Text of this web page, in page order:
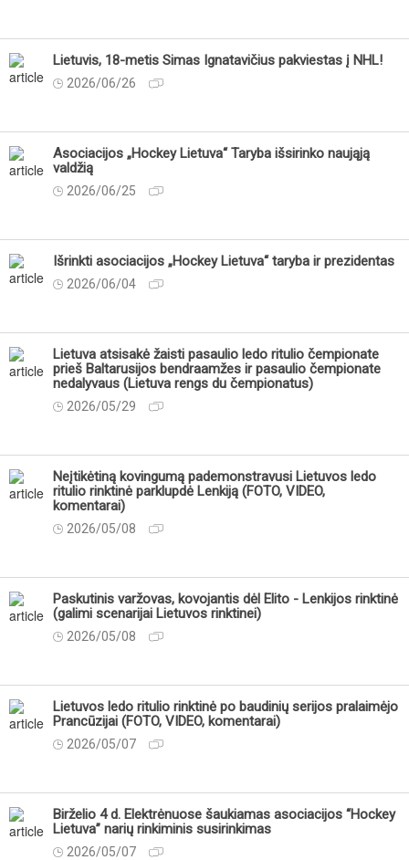
Lietuvis, 18-metis Simas Ignatavičius pakviestas į NHL!
2026/06/26
Asociacijos „Hockey Lietuva“ Taryba išsirinko naująją
valdžią
2026/06/25
Išrinkti asociacijos „Hockey Lietuva“ taryba ir prezidentas
2026/06/04
Lietuva atsisakė žaisti pasaulio ledo ritulio čempionate
prieš Baltarusijos bendraamžes ir pasaulio čempionate
nedalyvaus (Lietuva rengs du čempionatus)
2026/05/29
Neįtikėtiną kovingumą pademonstravusi Lietuvos ledo
ritulio rinktinė parklupdė Lenkiją (FOTO, VIDEO,
komentarai)
2026/05/08
Paskutinis varžovas, kovojantis dėl Elito - Lenkijos rinktinė
(galimi scenarijai Lietuvos rinktinei)
2026/05/08
Lietuvos ledo ritulio rinktinė po baudinių serijos pralaimėjo
Prancūzijai (FOTO, VIDEO, komentarai)
2026/05/07
Birželio 4 d. Elektrėnuose šaukiamas asociacijos “Hockey
Lietuva” narių rinkiminis susirinkimas
2026/05/07